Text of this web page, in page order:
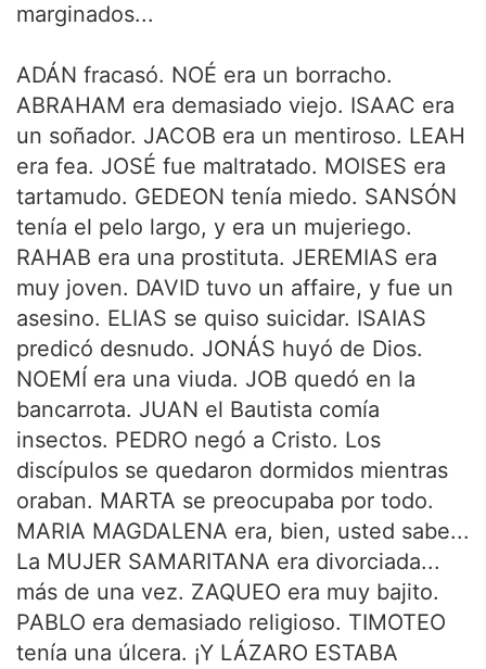
marginados...
ADÁN fracasó. NOÉ era un borracho.
ABRAHAM era demasiado viejo. ISAAC era
un soñador. JACOB era un mentiroso. LEAH
era fea. JOSÉ fue maltratado. MOISES era
tartamudo. GEDEON tenía miedo. SANSÓN
tenía el pelo largo, y era un mujeriego.
RAHAB era una prostituta. JEREMIAS era
muy joven. DAVID tuvo un affaire, y fue un
asesino. ELIAS se quiso suicidar. ISAIAS
predicó desnudo. JONÁS huyó de Dios.
NOEMÍ era una viuda. JOB quedó en la
bancarrota. JUAN el Bautista comía
insectos. PEDRO negó a Cristo. Los
discípulos se quedaron dormidos mientras
oraban. MARTA se preocupaba por todo.
MARIA MAGDALENA era, bien, usted sabe...
La MUJER SAMARITANA era divorciada...
más de una vez. ZAQUEO era muy bajito.
PABLO era demasiado religioso. TIMOTEO
tenía una úlcera. ¡Y LÁZARO ESTABA